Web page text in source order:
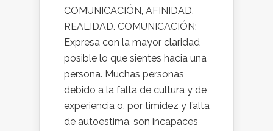
COMUNICACIÓN, AFINIDAD,
REALIDAD. COMUNICACIÓN:
Expresa con la mayor claridad
posible lo que sientes hacia una
persona. Muchas personas,
debido a la falta de cultura y de
experiencia o, por timidez y falta
de autoestima, son incapaces